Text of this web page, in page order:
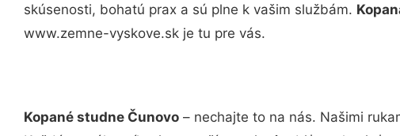
skúsenosti, bohatú prax a sú plne k vašim službám.
www.zemne-vyskove.sk je tu pre vás.
Kopané studne Čunovo – nechajte to na nás. Našimi